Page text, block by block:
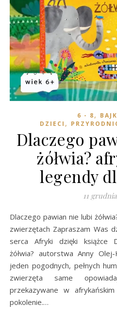
6 - 8,
DZIECI ,
Dlaczego
żółwia?
legendy
11
Dlaczego pawian nie lubi żółwia? – afrykańskie opowieści o
zwierzętach Zapraszam Was
serca Afryki dzięki książce
żółwia? autorstwa Anny
jeden pogodnych, pełnych
zwierzęta same
przekazywane w
pokolenie.…